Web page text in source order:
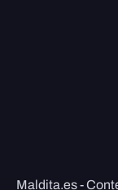
Maldita.es -